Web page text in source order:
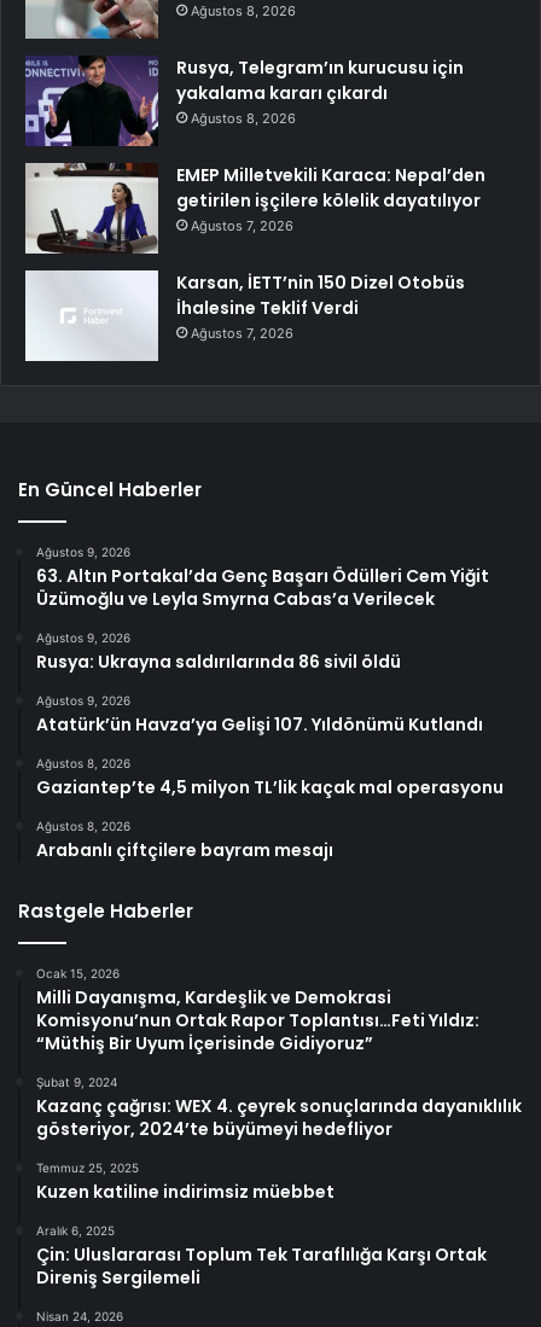
Ağustos 8, 2026
Rusya, Telegram’ın kurucusu için
yakalama kararı çıkardı
Ağustos 8, 2026
EMEP Milletvekili Karaca: Nepal’den
getirilen işçilere kölelik dayatılıyor
Ağustos 7, 2026
Karsan, İETT’nin 150 Dizel Otobüs
İhalesine Teklif Verdi
Ağustos 7, 2026
En Güncel Haberler
Ağustos 9, 2026
63. Altın Portakal’da Genç Başarı Ödülleri Cem Yiğit
Üzümoğlu ve Leyla Smyrna Cabas’a Verilecek
Ağustos 9, 2026
Rusya: Ukrayna saldırılarında 86 sivil öldü
Ağustos 9, 2026
Atatürk’ün Havza’ya Gelişi 107. Yıldönümü Kutlandı
Ağustos 8, 2026
Gaziantep’te 4,5 milyon TL’lik kaçak mal operasyonu
Ağustos 8, 2026
Arabanlı çiftçilere bayram mesajı
Rastgele Haberler
Ocak 15, 2026
Milli Dayanışma, Kardeşlik ve Demokrasi
Komisyonu’nun Ortak Rapor Toplantısı…Feti Yıldız:
“Müthiş Bir Uyum İçerisinde Gidiyoruz”
Şubat 9, 2024
Kazanç çağrısı: WEX 4. çeyrek sonuçlarında dayanıklılık
gösteriyor, 2024’te büyümeyi hedefliyor
Temmuz 25, 2025
Kuzen katiline indirimsiz müebbet
Aralık 6, 2025
Çin: Uluslararası Toplum Tek Taraflılığa Karşı Ortak
Direniş Sergilemeli
Nisan 24, 2026